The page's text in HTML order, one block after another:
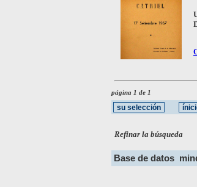
página 1 de 1
Refinar la búsqueda
Base de datos